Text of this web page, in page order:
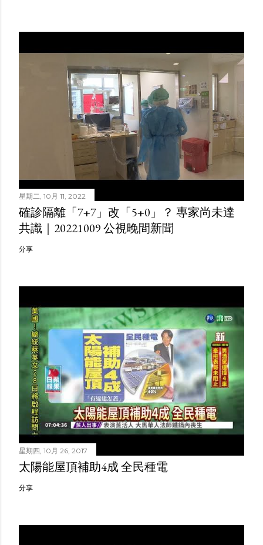
星期二, 10月 11, 2022
確診隔離「7+7」改「5+0」？ 專家尚未達
共識｜20221009 公視晚間新聞
分享
星期四, 10月 26, 2017
太陽能屋頂補助4成 全民種電
分享